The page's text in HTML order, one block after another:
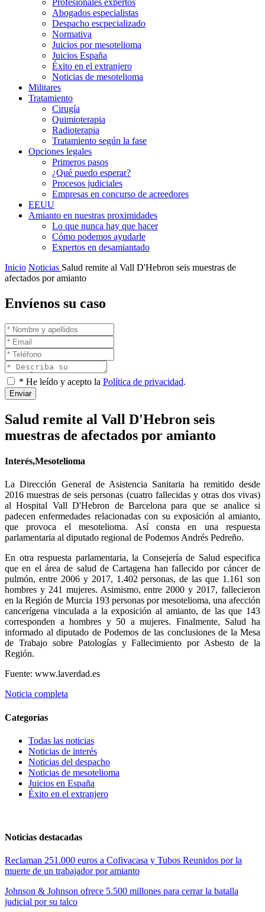
Profesionales expertos
Abogados especialistas
Despacho escpecializado
Normativa
Juicios por mesotelioma
Juicios España
Éxito en el extranjero
Noticias de mesotelioma
Militares
Tratamiento
Cirugía
Quimioterapia
Radioterapia
Tratamiento según la fase
Opciones legales
Primeros pasos
¿Qué puedo esperar?
Procesos judiciales
Empresas en concurso de acreedores
EEUU
Amianto en nuestras proximidades
Lo que nunca hay que hacer
Cómo podemos ayudarle
Expertos en desamiantado
Inicio Noticias Salud remite al Vall D'Hebron seis muestras de
afectados por amianto
Envíenos su caso
* He leído y acepto la Política de privacidad.
Enviar
Salud remite al Vall D'Hebron seis
muestras de afectados por amianto
Interés,Mesotelioma
La Dirección General de Asistencia Sanitaria ha remitido desde
2016 muestras de seis personas (cuatro fallecidas y otras dos vivas)
al Hospital Vall D'Hebron de Barcelona para que se analice si
padecen enfermedades relacionadas con su exposición al amianto,
que provoca el mesotelioma. Así consta en una respuesta
parlamentaria al diputado regional de Podemos Andrés Pedreño.
En otra respuesta parlamentaria, la Consejería de Salud especifica
que en el área de salud de Cartagena han fallecido por cáncer de
pulmón, entre 2006 y 2017, 1.402 personas, de las que 1.161 son
hombres y 241 mujeres. Asimismo, entre 2000 y 2017, fallecieron
en la Región de Murcia 193 personas por mesotelioma, una afección
cancerígena vinculada a la exposición al amianto, de las que 143
corresponden a hombres y 50 a mujeres. Finalmente, Salud ha
informado al diputado de Podemos de las conclusiones de la Mesa
de Trabajo sobre Patologías y Fallecimiento por Asbesto de la
Región.
Fuente: www.laverdad.es
Noticia completa
Categorías
Todas las noticias
Noticias de interés
Noticias del despacho
Noticias de mesotelioma
Juicios en España
Éxito en el extranjero
Noticias destacadas
Reclaman 251.000 euros a Cofivacasa y Tubos Reunidos por la
muerte de un trabajador por amianto
Johnson & Johnson ofrece 5.500 millones para cerrar la batalla
judicial por su talco